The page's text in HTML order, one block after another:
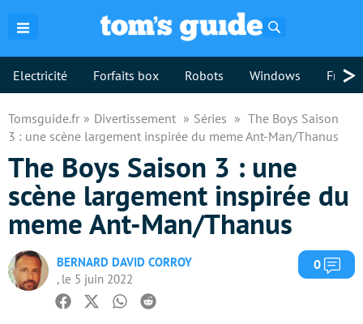
Electricité Forfaits box Robots Windows >
Tomsguide.fr Divertissement Séries
The Boys Saison
3 : une scène largement inspirée du meme Ant-Man/Thanus
The Boys Saison 3 : une
scène largement inspirée du
meme Ant-Man/Thanus
BERNARD DAVID CORROY
, le 5 juin 2022
0
Facebook
TwitterWhatsapp
Reddit